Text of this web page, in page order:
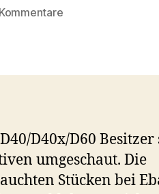
zu
für
D40x
/
D60?
D40x/D60 Besitzer
umgeschaut. Die
Stücken bei